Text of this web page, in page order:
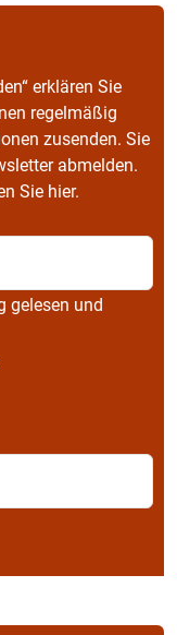
erklären Sie
regelmäßig
zusenden. Sie
abmelden.
Sie hier.
gelesen und